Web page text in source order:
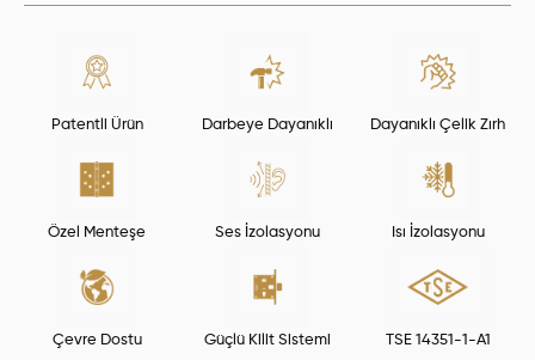
Patentli Ürün Darbeye Dayanıklı Dayanıklı Çelik Zırh
Özel Menteşe Ses İzolasyonu Isı İzolasyonu
Çevre Dostu Güçlü Kilit Sistemi TSE 14351-1-A1